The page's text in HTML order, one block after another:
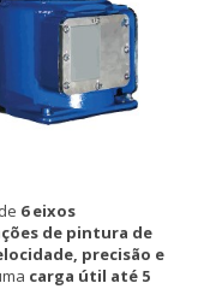
6 eixos
de pintura de
precisão e
carga útil até 5